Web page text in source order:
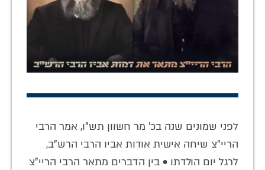
לפני שמונים שנה בכ' מר חשוון תש"ו, אמר הרבי
הריי"צ שיחה אישית אודות אביו הרבי הרש"ב,
לרגל יום הולדתו • בין הדברים מתאר הרבי הריי"צ